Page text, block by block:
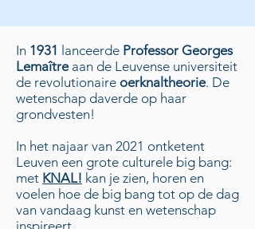
In 1931 lanceerde Professor Georges
Lemaîtreaan de Leuvense universiteit
de revolutionaire oerknaltheorie. De
wetenschap daverde op haar
grondvesten!
In het najaar van 2021 ontketent
Leuven een grote culturele big bang:
met KNAL! kan je zien, horen en
voelen hoe de big bang tot op de dag
van vandaag kunst en wetenschap
inspireert.